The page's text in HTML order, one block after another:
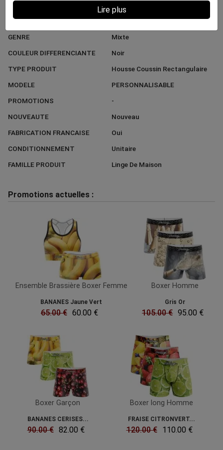
MARQUE
HERITAGE
STYLE
Tendance
GENRE
Mixte
COULEUR DIFFERENCIANTE
Noir
TYPE PRODUIT
Housse Coussin Rectangulaire
MODELE
PERSONNALISABLE
PROMOTIONS
-
NOUVEAUTE
Nouveau
FABRICATION FRANCAISE
Oui
CONDITIONNEMENT
Unitaire
FAMILLE PRODUIT
Linge De Maison
Promotions actuelles :
Ensemble Brassière Boxer Femme
BANANES Jaune Vert
65.00 € 60.00 €
Boxer Homme
Gris Or
105.00 € 95.00 €
Boxer Garçon
BANANES CERISES...
90.00 € 82.00 €
Boxer long Homme
FRAISE CITRONVERT...
120.00 € 110.00 €
Lire plus